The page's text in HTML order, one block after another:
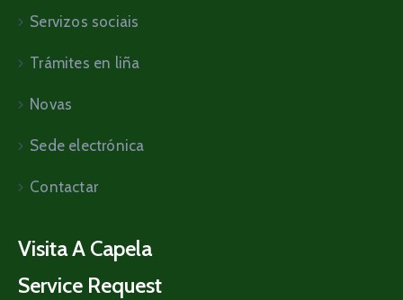
Servizos sociais
Trámites en liña
Novas
Sede electrónica
Contactar
Visita A Capela
Service Request